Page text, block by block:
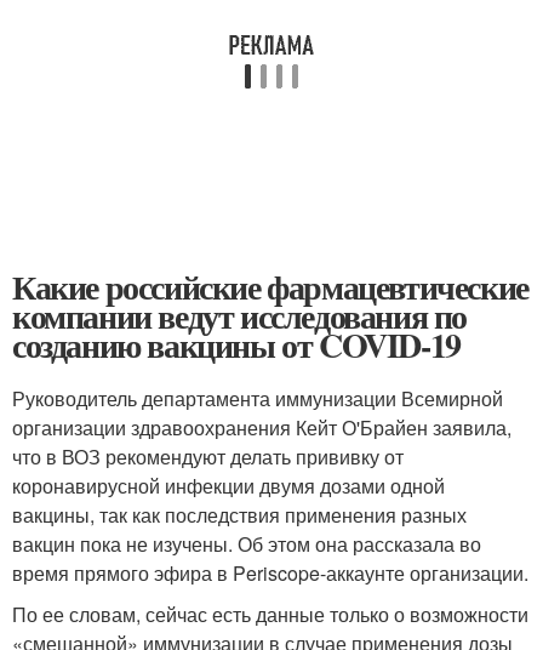
Какие российские фармацевтические
компании ведут исследования по
созданию вакцины от COVID-19
Руководитель департамента иммунизации Всемирной
организации здравоохранения Кейт О'Брайен заявила,
что в ВОЗ рекомендуют делать прививку от
коронавирусной инфекции двумя дозами одной
вакцины, так как последствия применения разных
вакцин пока не изучены. Об этом она рассказала во
время прямого эфира в Periscope-аккаунте организации.
По ее словам, сейчас есть данные только о возможности
«смешанной» иммунизации в случае применения дозы